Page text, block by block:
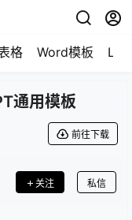
格 Word模板
通用模板
前往下载
关注 私信